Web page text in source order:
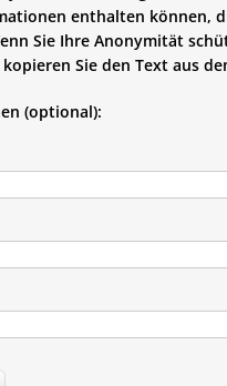
enthalten können,
Sie Ihre Anonymität
Sie den Text aus
(optional):